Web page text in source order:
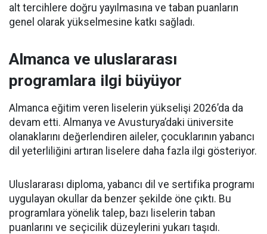
alt tercihlere doğru yayılmasına ve taban puanların
genel olarak yükselmesine katkı sağladı.
Almanca ve uluslararası
programlara ilgi büyüyor
Almanca eğitim veren liselerin yükselişi 2026’da da
devam etti. Almanya ve Avusturya’daki üniversite
olanaklarını değerlendiren aileler, çocuklarının yabancı
dil yeterliliğini artıran liselere daha fazla ilgi gösteriyor.
Uluslararası diploma, yabancı dil ve sertifika programı
uygulayan okullar da benzer şekilde öne çıktı. Bu
programlara yönelik talep, bazı liselerin taban
puanlarını ve seçicilik düzeylerini yukarı taşıdı.